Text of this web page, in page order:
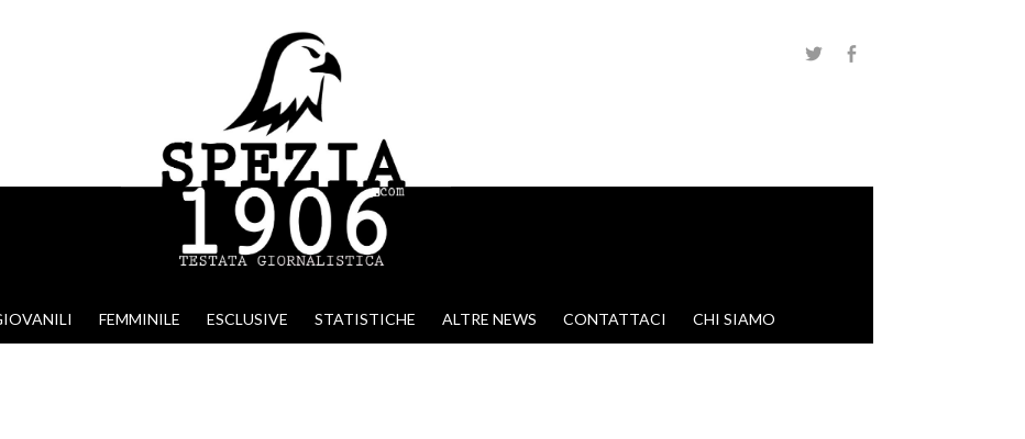
FEMMINILE ESCLUSIVE STATISTICHE ALTRE NEWS CONTATTACI CHI SIAMO